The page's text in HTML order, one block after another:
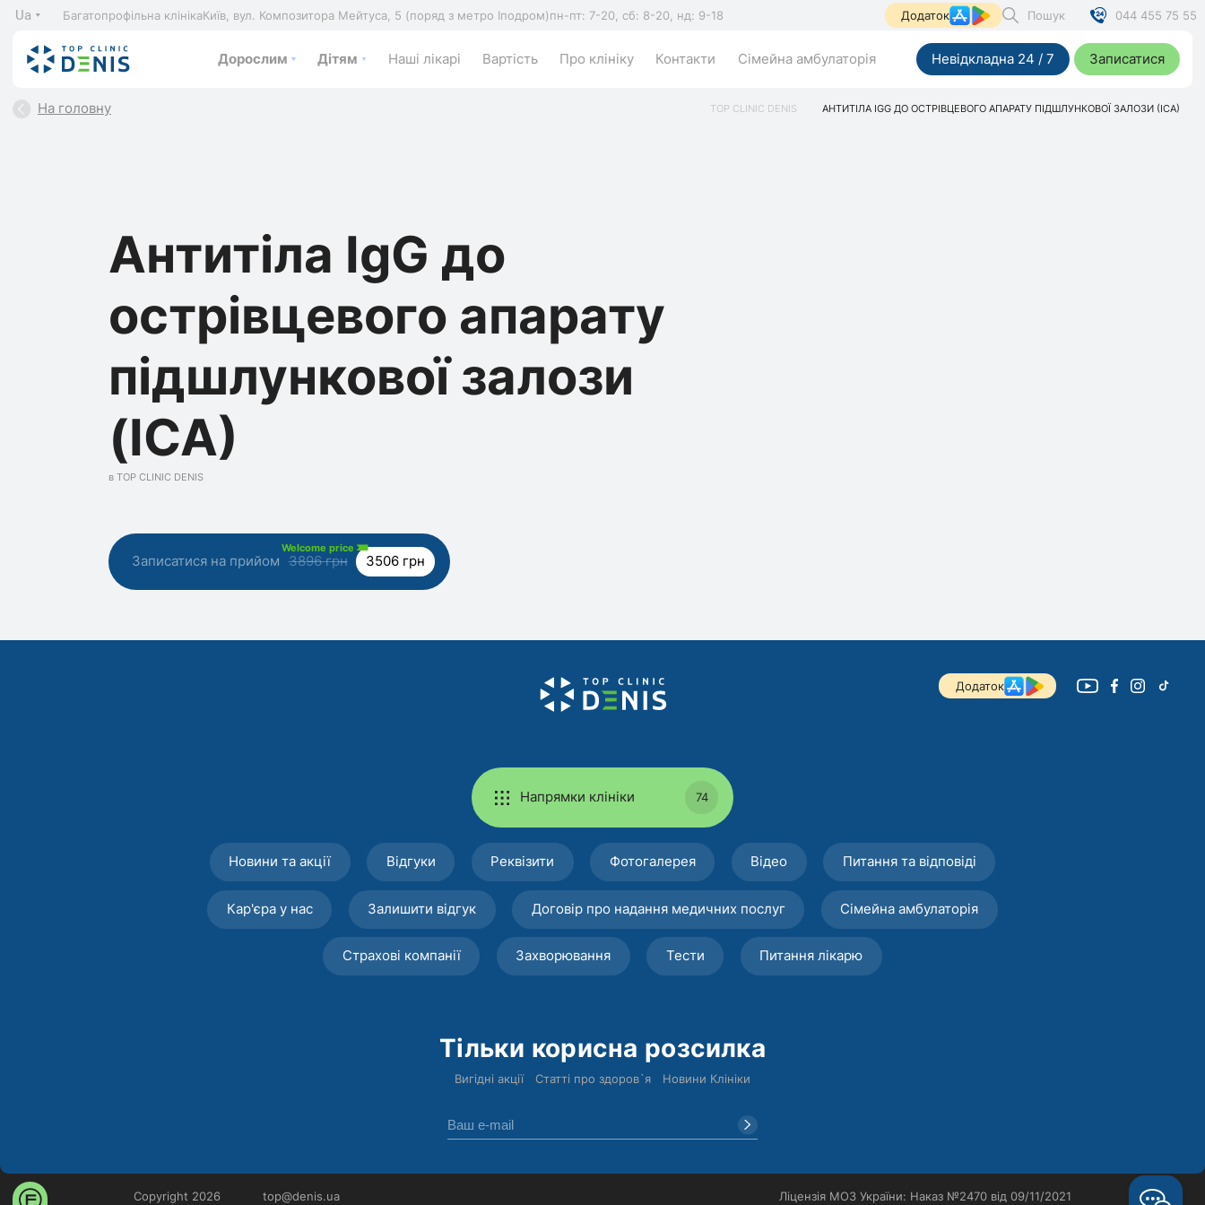
Ua Багатопрофільна клінікаКиїв, вул. Композитора Мейтуса, 5 (поряд з метро Іподром)пн-пт: 7-20, сб: 8-20, нд: 9-18 Додаток Пошук 044 455 75 55
Дорослим Дітям Наші лікарі Вартість Про клініку Контакти Сімейна амбулаторія Невідкладна 24 / 7 Записатися
На головну TOP CLINIC DENIS АНТИТІЛА IGG ДО ОСТРІВЦЕВОГО АПАРАТУ ПІДШЛУНКОВОЇ ЗАЛОЗИ (ІСА)
Антитіла IgG до
острівцевого апарату
підшлункової залози
(ІСА)
в TOP CLINIC DENIS
Записатися на прийом
Welcome price
3896 грн 3506 грн
Додаток
Напрямки клініки 74
Новини та акції Відгуки Реквізити Фотогалерея Відео Питання та відповіді
Кар'єра у нас Залишити відгук Договір про надання медичних послуг Сімейна амбулаторія
Страхові компанії Захворювання Тести Питання лікарю
Тільки корисна розсилка
Вигідні акції Статті про здоров`я Новини Клініки
Copyright 2026 top@denis.ua Ліцензія МОЗ України: Наказ №2470 від 09/11/2021